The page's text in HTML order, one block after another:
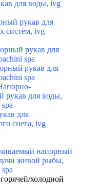
для воды, ivg
рукав для
систем, ivg
рукав для
spa
рукав для
spa
рукав для воды,
для
снега, ivg
напорный
живой рыбы,
холодной